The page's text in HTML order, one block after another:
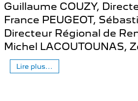
Guillaume COUZY,
France PEUGEOT,
Directeur Régional de
Michel LACOUTOUNAS,
Lire plus...